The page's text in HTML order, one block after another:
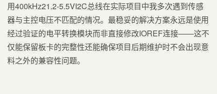
用400kHz21.2-5.5VI2C总线在实际项目中我多次遇到传感
器与主控电压不匹配的情况。最稳妥的解决方案永远是使用
经过验证的电平转换模块而非直接修改IOREF连接——这不
仅能保留板卡的完整性还能确保项目后期维护时不会出现意
料之外的兼容性问题。